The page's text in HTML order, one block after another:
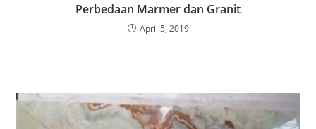
Perbedaan Marmer dan Granit
April 5, 2019